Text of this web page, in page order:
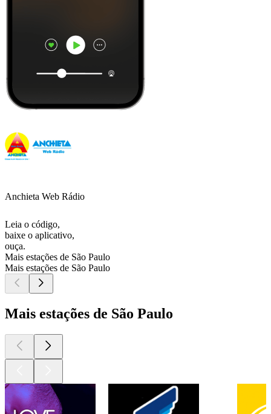
Anchieta Web Rádio
Leia o código,
baixe o aplicativo,
ouça.
Mais estações de São Paulo
Mais estações de São Paulo
Mais estações de São Paulo